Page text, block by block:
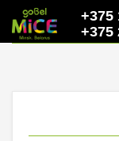
+375
+375